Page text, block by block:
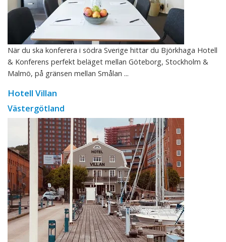
När du ska konferera i södra Sverige hittar du Björkhaga Hotell
& Konferens perfekt beläget mellan Göteborg, Stockholm &
Malmö, på gränsen mellan Smålan ...
Hotell Villan
Västergötland